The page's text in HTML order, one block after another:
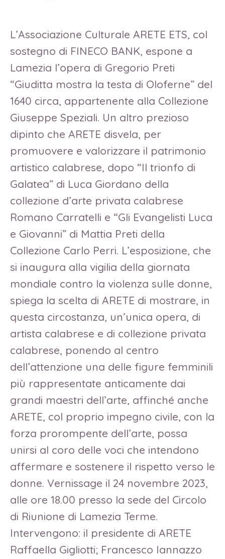
L’Associazione Culturale ARETE ETS, col
sostegno di FINECO BANK, espone a
Lamezia l’opera di Gregorio Preti
“Giuditta mostra la testa di Oloferne” del
1640 circa, appartenente alla Collezione
Giuseppe Speziali. Un altro prezioso
dipinto che ARETE disvela, per
promuovere e valorizzare il patrimonio
artistico calabrese, dopo “Il trionfo di
Galatea” di Luca Giordano della
collezione d’arte privata calabrese
Romano Carratelli e “Gli Evangelisti Luca
e Giovanni” di Mattia Preti della
Collezione Carlo Perri. L’esposizione, che
si inaugura alla vigilia della giornata
mondiale contro la violenza sulle donne,
spiega la scelta di ARETE di mostrare, in
questa circostanza, un’unica opera, di
artista calabrese e di collezione privata
calabrese, ponendo al centro
dell’attenzione una delle figure femminili
più rappresentate anticamente dai
grandi maestri dell’arte, affinché anche
ARETE, col proprio impegno civile, con la
forza prorompente dell’arte, possa
unirsi al coro delle voci che intendono
affermare e sostenere il rispetto verso le
donne. Vernissage il 24 novembre 2023,
alle ore 18.00 presso la sede del Circolo
di Riunione di Lamezia Terme.
Intervengono: il presidente di ARETE
Raffaella Gigliotti; Francesco Iannazzo